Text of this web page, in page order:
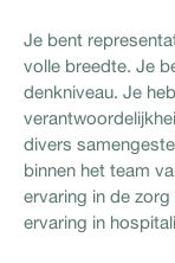
Je bent
volle breedte. Je
denkniveau. Je
divers
binnen het team
ervaring in de
ervaring in